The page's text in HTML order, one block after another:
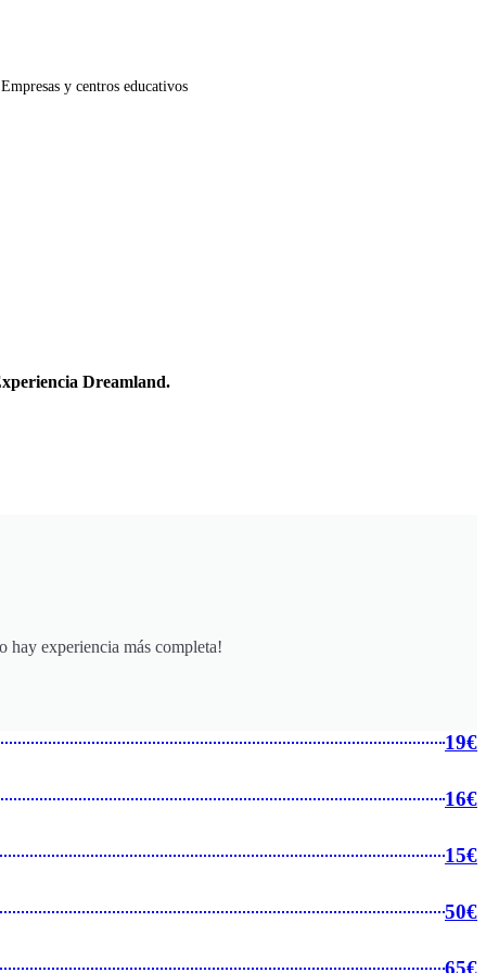
Empresas y centros educativos
Dreamland.
hay experiencia más completa!
19€
16€
15€
50€